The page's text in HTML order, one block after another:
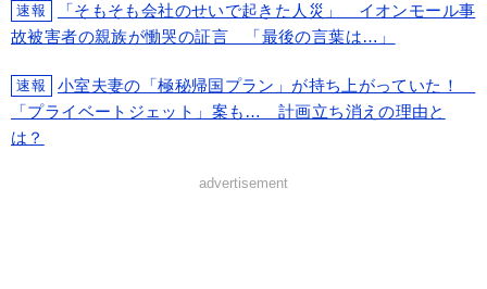
速報
「そもそも会社のせいで起きた人災」 イオンモール事
故被害者の親族が慟哭の証言 「最後の言葉は…」
速報
小室夫妻の「極秘帰国プラン」が持ち上がっていた！
「プライベートジェット」案も… 計画立ち消えの理由と
は？
advertisement